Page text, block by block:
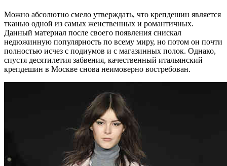
Можно абсолютно смело утверждать, что крепдешин является
тканью одной из самых женственных и романтичных.
Данный материал после своего появления снискал
недюжинную популярность по всему миру, но потом он почти
полностью исчез с подиумов и с магазинных полок. Однако,
спустя десятилетия забвения, качественный итальянский
крепдешин в Москве снова неимоверно востребован.